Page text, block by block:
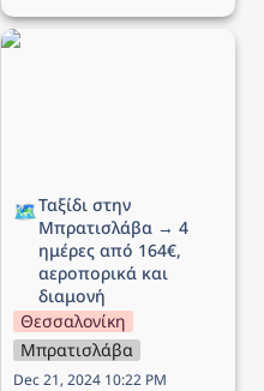
Ταξίδι στην Μπρατισλάβα
🗺️Ταξίδι στην
Μπρατισλάβα → 4
ημέρες από 164€,
αεροπορικά και
διαμονή
Θεσσαλονίκη
Μπρατισλάβα
Dec 21, 2024 10:22 PM